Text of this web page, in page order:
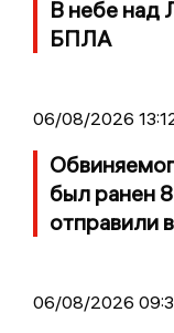
В небе над
БПЛА
06/08/2026
был ранен
отправили
06/08/2026